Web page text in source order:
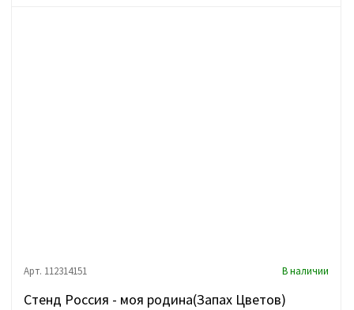
Арт. 112314151 В наличии
Стенд Россия - моя родина(Запах Цветов)